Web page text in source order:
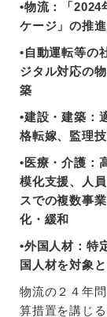
•物流：「2024
ケージ」の推
•自動運転等の
ジタル対応の
築
•建設・建築：
格転嫁、監理
•医療・介護：
模化支援、人
スでの複数事
化・緩和
•外国人材：特
国人材を対象
物流の２４年
算措置を講じ